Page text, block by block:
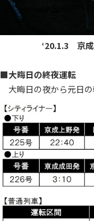
‘20.1.3 京
■大晦日の終夜運転
大晦日の夜から元日の